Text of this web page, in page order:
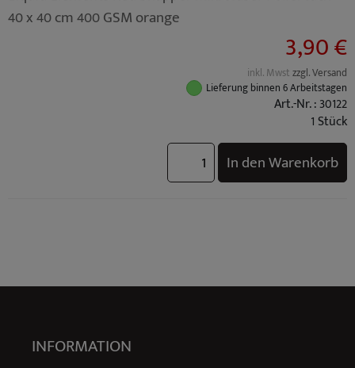
40 x 40 cm 400 GSM orange
3,90 €
inkl. Mwstzzgl. Versand
Lieferung binnen 6 Arbeitstagen
Art.-Nr. : 30122
1 Stück
In den Warenkorb
INFORMATION